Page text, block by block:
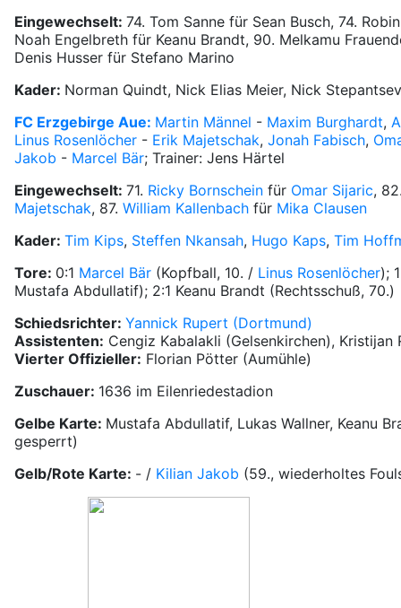
Eingewechselt: 74. Tom Sanne für Sean Busch, 74.
Noah Engelbreth für Keanu Brandt, 90. Melkamu
Denis Husser für Stefano Marino
Kader: Norman Quindt, Nick Elias Meier, Nick
FC Erzgebirge Aue: Martin Männel - Maxim Burghardt,
Linus Rosenlöcher - Erik Majetschak, Jonah Fabisch,
Jakob - Marcel Bär; Trainer: Jens Härtel
Eingewechselt: 71. Ricky Bornschein für Omar Sijaric,
Majetschak, 87. William Kallenbach für Mika Clausen
Kader: Tim Kips, Steffen Nkansah, Hugo Kaps, Tim
Tore: 0:1 Marcel Bär (Kopfball, 10. / Linus Rosenlöcher);
Mustafa Abdullatif); 2:1 Keanu Brandt (Rechtsschuß, 70.)
Schiedsrichter: Yannick Rupert (Dortmund)
Assistenten: Cengiz Kabalakli (Gelsenkirchen), Kristijan
Vierter Offizieller: Florian Pötter (Aumühle)
Zuschauer: 1636 im Eilenriedestadion
Gelbe Karte: Mustafa Abdullatif, Lukas Wallner, Keanu
gesperrt)
Gelb/Rote Karte: - / Kilian Jakob (59., wiederholtes